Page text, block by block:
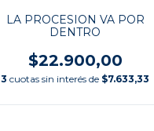
LA PROCESION VA POR
DENTRO
$22.900,00
3 cuotas sin interés de $7.633,33